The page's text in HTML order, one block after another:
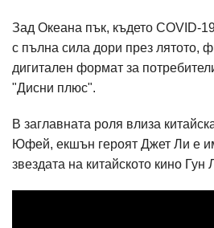
Зад Океана пък, където COVID-
с пълна сила дори през лятото,
дигитален формат за
"Дисни плюс".
В заглавната роля влиза
Юфей, екшън героят Джет Ли е
звездата на китайското кино